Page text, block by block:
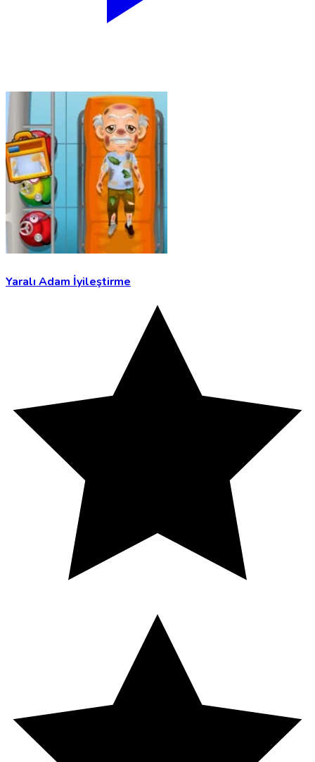
Yaralı Adam İyileştirme